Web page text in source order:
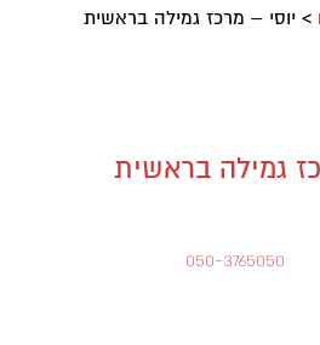
> יוסי – מרכז גמילה בראשית
גמילה בראשית
050-3765050